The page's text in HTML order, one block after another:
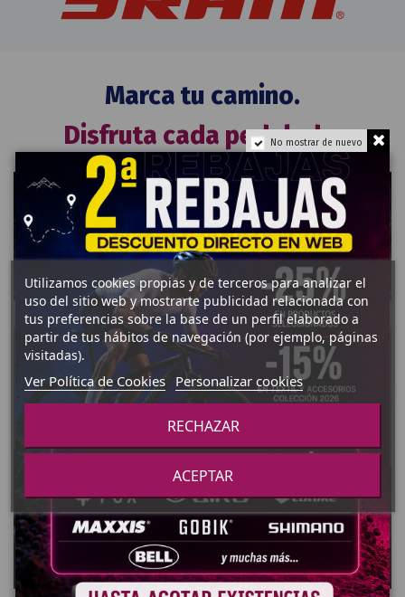
No mostrar de nuevo
Marca tu camino.
Disfruta cada pedalada.
Carretera
Triatlón
Pensadas para competición.
Utilizamos cookies propias y de terceros para analizar el
uso del sitio web y mostrarte publicidad relacionada con
tus preferencias sobre la base de un perfil elaborado a
partir de tus hábitos de navegación (por ejemplo, páginas
visitadas).
Ver Política de Cookies Personalizar cookies
RECHAZAR
ACEPTAR